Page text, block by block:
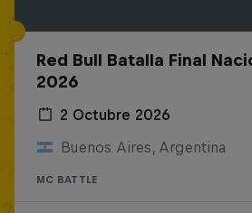
Red Bull Batalla Final
2026
2 Octubre 2026
Buenos Aires, Argentina
MC BATTLE